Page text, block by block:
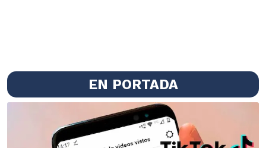
EN PORTADA